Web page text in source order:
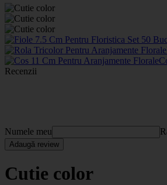
Recenzii
Numele meu
Adaugă review
Cutie color